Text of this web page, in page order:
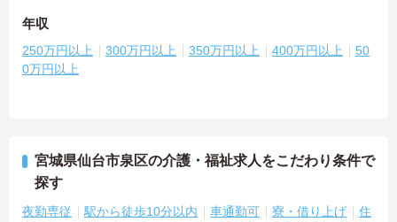
年収
250万円以上 300万円以上 350万円以上 400万円以上
50
0万円以上
宮城県仙台市泉区の介護・福祉求人をこだわり条件で
探す
夜勤専従 駅から徒歩10分以内 車通勤可 寮・借り上げ
住